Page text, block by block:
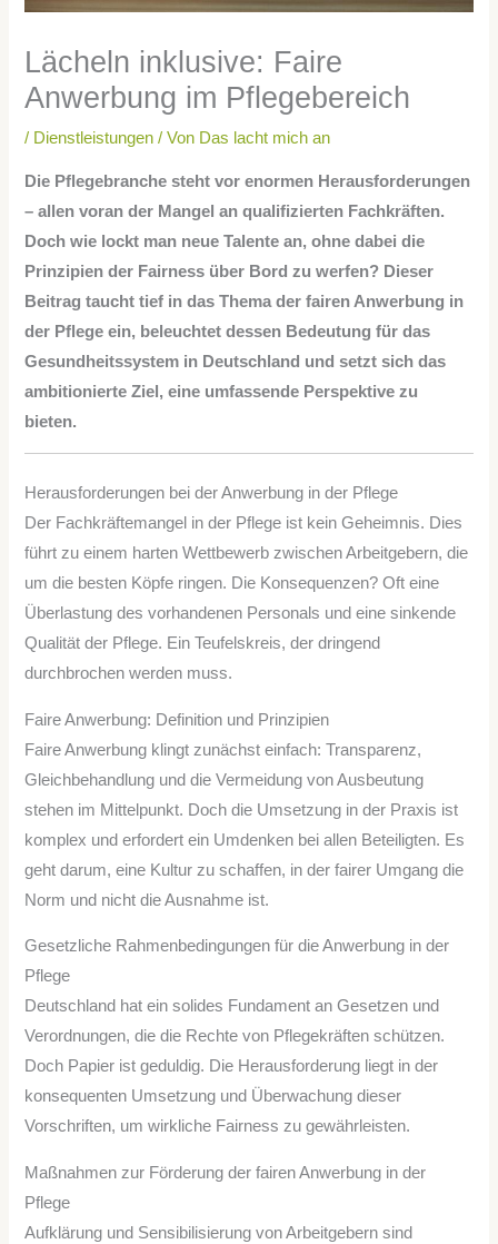
Lächeln inklusive: Faire
Anwerbung im Pflegebereich
/ Dienstleistungen / Von Das lacht mich an
Die Pflegebranche steht vor enormen Herausforderungen
– allen voran der Mangel an qualifizierten Fachkräften.
Doch wie lockt man neue Talente an, ohne dabei die
Prinzipien der Fairness über Bord zu werfen? Dieser
Beitrag taucht tief in das Thema der fairen Anwerbung in
der Pflege ein, beleuchtet dessen Bedeutung für das
Gesundheitssystem in Deutschland und setzt sich das
ambitionierte Ziel, eine umfassende Perspektive zu
bieten.
Herausforderungen bei der Anwerbung in der Pflege
Der Fachkräftemangel in der Pflege ist kein Geheimnis. Dies
führt zu einem harten Wettbewerb zwischen Arbeitgebern, die
um die besten Köpfe ringen. Die Konsequenzen? Oft eine
Überlastung des vorhandenen Personals und eine sinkende
Qualität der Pflege. Ein Teufelskreis, der dringend
durchbrochen werden muss.
Faire Anwerbung: Definition und Prinzipien
Faire Anwerbung klingt zunächst einfach: Transparenz,
Gleichbehandlung und die Vermeidung von Ausbeutung
stehen im Mittelpunkt. Doch die Umsetzung in der Praxis ist
komplex und erfordert ein Umdenken bei allen Beteiligten. Es
geht darum, eine Kultur zu schaffen, in der fairer Umgang die
Norm und nicht die Ausnahme ist.
Gesetzliche Rahmenbedingungen für die Anwerbung in der
Pflege
Deutschland hat ein solides Fundament an Gesetzen und
Verordnungen, die die Rechte von Pflegekräften schützen.
Doch Papier ist geduldig. Die Herausforderung liegt in der
konsequenten Umsetzung und Überwachung dieser
Vorschriften, um wirkliche Fairness zu gewährleisten.
Maßnahmen zur Förderung der fairen Anwerbung in der
Pflege
Aufklärung und Sensibilisierung von Arbeitgebern sind